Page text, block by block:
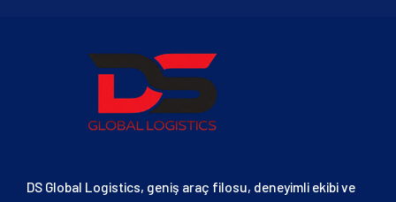
DS Global Logistics, geniş araç filosu, deneyimli ekibi ve